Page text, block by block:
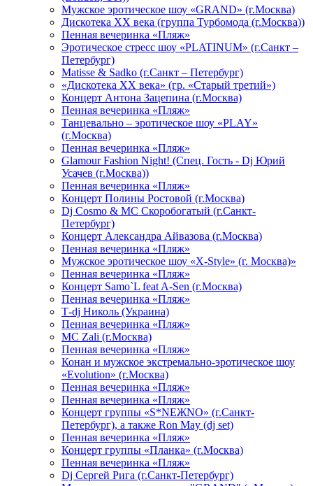
Мужское эротическое шоу «GRAND» (г.Москва)
Дискотека XX века (группа Турбомода (г.Москва))
Пенная вечеринка «Пляж»
Эротическое стресс шоу «PLATINUM» (г.Санкт –
Петербург)
Matisse & Sadko (г.Санкт – Петербург)
«Дискотека ХХ века» (гр. «Старый третий»)
Концерт Антона Зацепина (г.Москва)
Пенная вечеринка «Пляж»
Танцевально – эротическое шоу «PLAY»
(г.Москва)
Пенная вечеринка «Пляж»
Glamour Fashion Night! (Спец. Гость - Dj Юрий
Усачев (г.Москва))
Пенная вечеринка «Пляж»
Концерт Полины Ростовой (г.Москва)
Dj Cosmo & МС Скоробогатый (г.Санкт-
Петербург)
Концерт Александра Айвазова (г.Москва)
Пенная вечеринка «Пляж»
Мужское эротическое шоу «X-Style» (г. Москва)»
Пенная вечеринка «Пляж»
Концерт Samo`L feat A-Sen (г.Москва)
Пенная вечеринка «Пляж»
Т-dj Николь (Украина)
Пенная вечеринка «Пляж»
МС Zali (г.Москва)
Пенная вечеринка «Пляж»
Конан и мужское экстремально-эротическое шоу
«Evolution» (г.Москва)
Пенная вечеринка «Пляж»
Пенная вечеринка «Пляж»
Концерт группы «S*NEЖNO» (г.Санкт-
Петербург), а также Ron May (dj set)
Пенная вечеринка «Пляж»
Концерт группы «Планка» (г.Москва)
Пенная вечеринка «Пляж»
Dj Сергей Рига (г.Санкт-Петербург)